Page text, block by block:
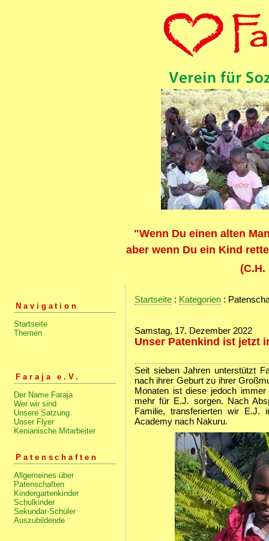
"Wenn Du einen alten
aber wenn Du ein Kind
(C.H.
Navigation
Startseite
Themen
Faraja e.V.
Der Name Faraja
Wer wir sind
Unsere Satzung
Unser Flyer
Kenianische Mitarbeiter
Patenschaften
Allgemeines über
Patenschaften
Kindergartenkinder
Schulkinder
Sekundar-Schüler
Auszubildende
Startseite : Kategorien :
Samstag, 17. Dezember 2022
Unser Patenkind ist jetzt
Seit sieben Jahren unterstützt
nach ihrer Geburt zu ihrer
Monaten ist diese jedoch
mehr für E.J. sorgen. Nach
Familie, transferierten wir E.J.
Academy nach Nakuru.